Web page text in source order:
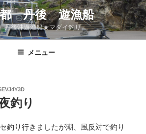
都 丹後 遊漁船
後沖遊漁船★マダイ釣り
メニュー
釣り
釣り行きましたが潮、風反対で釣り